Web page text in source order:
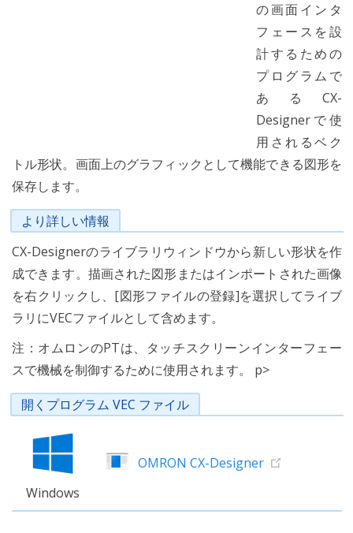
の画面インタ
フェースを設
計するための
プログラムで
あるCX-
Designerで使
用されるベク
トル形状。画面上のグラフィックとして機能できる図形を
保存します。
より詳しい情報
CX-Designerのライブラリウィンドウから新しい形状を作
成できます。描画された図形またはインポートされた画像
を右クリックし、[図形ファイルの登録]を選択してライブ
ラリにVECファイルとして含めます。
注：オムロンのPTは、タッチスクリーンインターフェー
スで機械を制御するために使用されます。 p>
開くプログラム VEC ファイル
Windows
OMRON CX-Designer